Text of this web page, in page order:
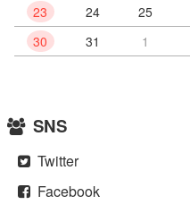
23
24 25
30
31 1
SNS
Twitter
Facebook